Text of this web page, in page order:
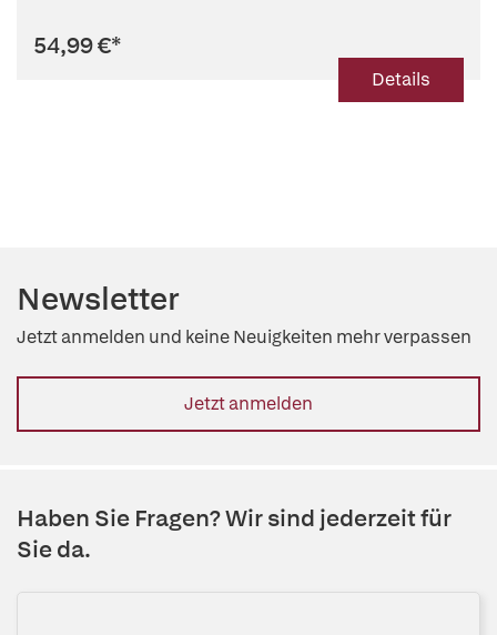
54,99 €*
Details
Newsletter
Jetzt anmelden und keine Neuigkeiten mehr verpassen
Jetzt anmelden
Haben Sie Fragen? Wir sind jederzeit für
Sie da.